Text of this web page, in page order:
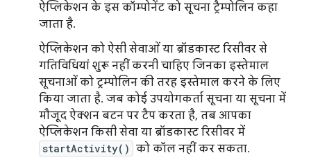
ऐप्लिकेशन के इस कॉम्पोनेंट को सूचना ट्रैम्पोलिन कहा
जाता है.
ऐप्लिकेशन को ऐसी सेवाओं या ब्रॉडकास्ट रिसीवर से
गतिविधियां शुरू नहीं करनी चाहिए जिनका इस्तेमाल
सूचनाओं को ट्रम्पोलिन की तरह इस्तेमाल करने के लिए
किया जाता है. जब कोई उपयोगकर्ता सूचना या सूचना में
मौजूद ऐक्शन बटन पर टैप करता है, तब आपका
ऐप्लिकेशन किसी सेवा या ब्रॉडकास्ट रिसीवर में
startActivity() को कॉल नहीं कर सकता.